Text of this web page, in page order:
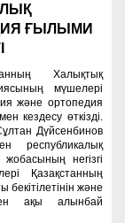
ҒЫЛЫМИ
Халықтық
мүшелері
және ортопедия
кездесу өткізді.
Дүйсенбинов
республикалық
негізгі
Қазақстанның
және
ақы алынбай